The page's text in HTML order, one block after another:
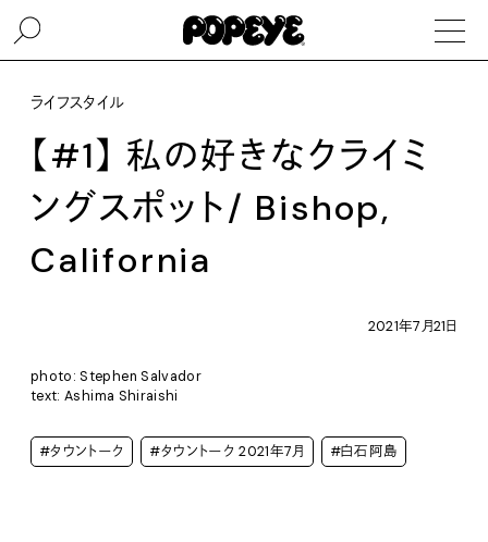
ライフスタイル
【#1】 私の好きなクライミ
ングスポット/ Bishop,
California
2021年7月21日
photo: Stephen Salvador
text: Ashima Shiraishi
#タウントーク #タウントーク 2021年7月 #白石阿島